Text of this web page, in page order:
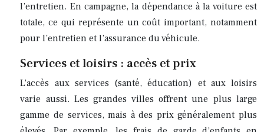
l’entretien. En campagne, la dépendance à la voiture est
totale, ce qui représente un coût important, notamment
pour l’entretien et l’assurance du véhicule.
Services et loisirs : accès et prix
L’accès aux services (santé, éducation) et aux loisirs
varie aussi. Les grandes villes offrent une plus large
gamme de services, mais à des prix généralement plus